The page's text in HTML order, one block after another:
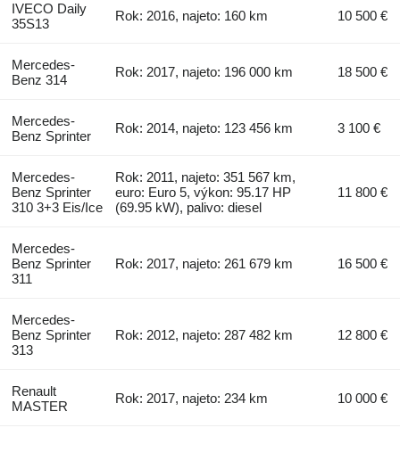
IVECO Daily
35S13
Rok: 2016, najeto: 160 km 10 500 €
Mercedes-
Benz 314
Rok: 2017, najeto: 196 000 km 18 500 €
Mercedes-
Benz Sprinter
Rok: 2014, najeto: 123 456 km 3 100 €
Mercedes-
Benz Sprinter
310 3+3 Eis/Ice
Rok: 2011, najeto: 351 567 km,
euro: Euro 5, výkon: 95.17 HP
(69.95 kW), palivo: diesel
11 800 €
Mercedes-
Benz Sprinter
311
Rok: 2017, najeto: 261 679 km 16 500 €
Mercedes-
Benz Sprinter
313
Rok: 2012, najeto: 287 482 km 12 800 €
Renault
MASTER
Rok: 2017, najeto: 234 km 10 000 €